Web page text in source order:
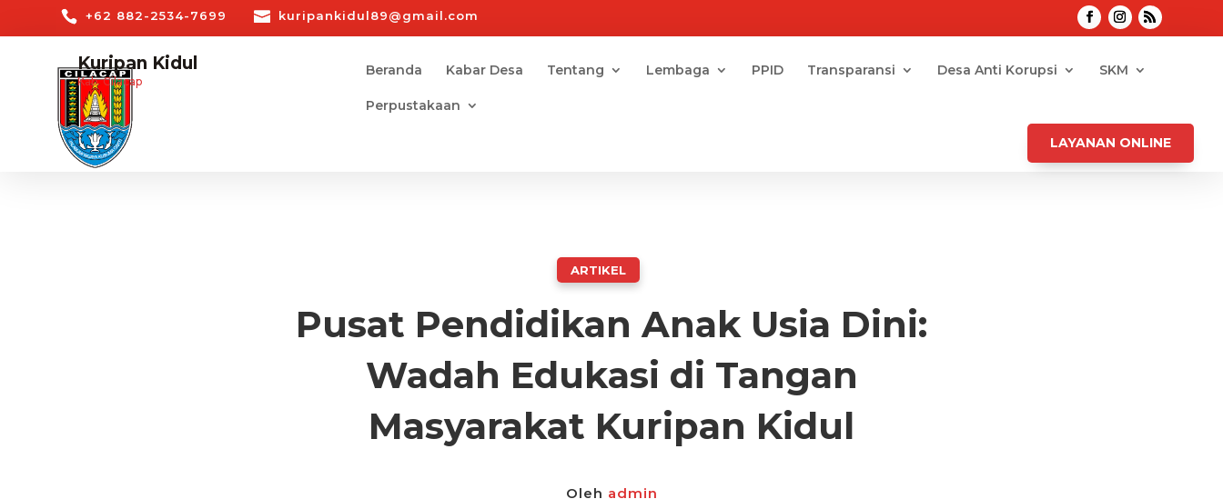
+62 882-2534-7699 kuripankidul89@gmail.com
Kuripan Kidul
Kab. Cilacap
Beranda Kabar Desa Tentang Lembaga PPID Transparansi Desa Anti Korupsi SKM
Perpustakaan
LAYANAN ONLINE
ARTIKEL
Pusat Pendidikan Anak Usia Dini:
Wadah Edukasi di Tangan
Masyarakat Kuripan Kidul
Oleh admin